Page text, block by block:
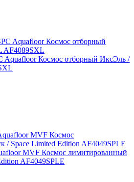
Aquafloor Космос отборный ИксЭль /
MVF Космос лимитированный
AF4049SPLE